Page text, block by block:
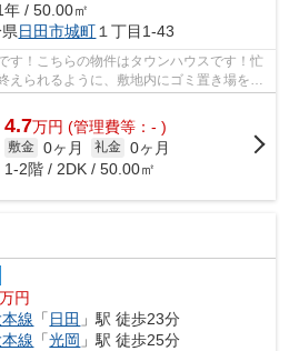
年 / 50.00㎡
日田市城町１丁目1-43
す！こちらの物件はタウンハウスです！忙
えられるように、敷地内にゴミ置き場を備
4.7万円 (管理費等：- )
敷金 0ヶ月 礼金 0ヶ月
1-2階 / 2DK / 50.00㎡
万円
線 「 日田 」駅 徒歩23分
線 「光岡 」駅 徒歩25分